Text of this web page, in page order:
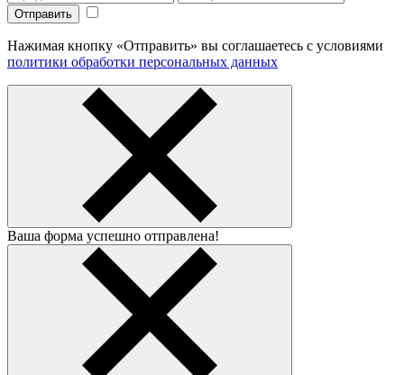
Нажимая кнопку «Отправить» вы соглашаетесь с условиями
политики обработки персональных данных
Ваша форма успешно отправлена!